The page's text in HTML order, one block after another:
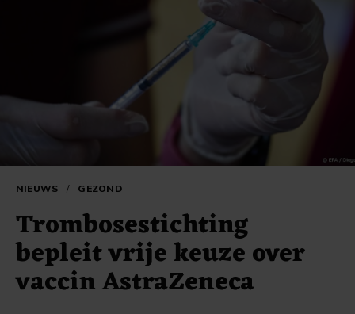
NIEUWS / GEZOND
Trombosestichting
bepleit vrije keuze over
vaccin AstraZeneca